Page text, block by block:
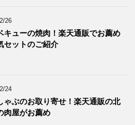
26
キューの焼肉！楽天通販でお薦め
セットのご紹介
24
ゃぶのお取り寄せ！楽天通販の北
肉屋がお薦め